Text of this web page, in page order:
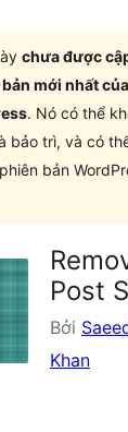
chưa được
mới nhất của
. Nó có thể
bảo trì, và có
bản
Post
Bởi
Khan